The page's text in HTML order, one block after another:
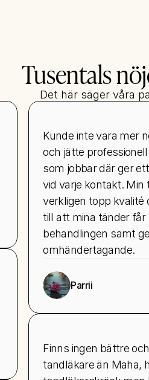
Tusentals
Det här säger våra
Kunde inte vara mer
och jätte
som jobbar där ger
vid varje kontakt. Min
verkligen topp kvalité
till att mina tänder får
behandlingen samt
omhändertagande.
Parrii
Finns ingen bättre
tandläkare än Maha,